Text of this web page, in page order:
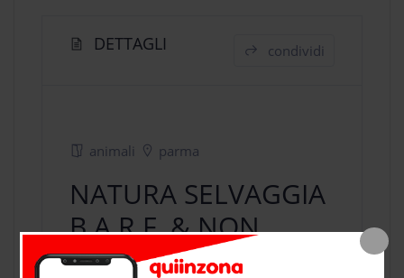
DETTAGLI condividi
animali parma
NATURA SELVAGGIA
B.A.R.F. & NON
SOLO